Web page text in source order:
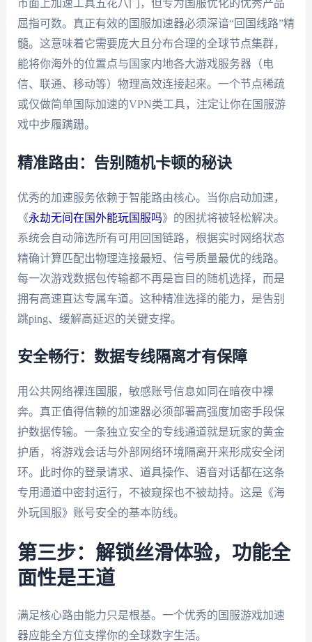
市面上加速工具五花八门，但专为国服优化的优秀产品
屈指可数。真正有效的国服加速器必须深谙“回国线路”精
髓。这意味着它需要庞大且分布合理的全球节点集群，
能将你海外的位置点与国家内地各大游戏服务器（电
信、联通、移动等）物理高效连接起来。一个节点稀疏
或仅做简单国际加速的VPN类工具，注定让你在国服游
戏中步履蹒跚。
精准路由：告别随机卡顿的秘诀
优秀的加速服务依赖于智能路由核心。当你启动加速，
《永劫无间在国外能玩国服吗》的困扰将被轻松解决。
系统会自动筛选所有可用回国链路，根据实时网络状态
精确计算匹配出物理连接最短、信号质量最优的线路。
每一次游戏数据包传输都不再是盲目的随机选择，而是
拥有高速直达专属车道。这种精准选择的能力，是告别
跳ping、缓解高延迟的关键支撑。
安全畅行：数据专线隔离才有保障
用公共网络裸连国服，敏感账号信息如同在暗夜中裸
奔。真正值得信赖的加速器必须部署高强度加密手段保
护数据传输。一条独立安全的专线通道就是玩家的黄金
护盾，将游戏会话与外部网络环境隔离开来形成安全闭
环。此时你的登录请求、道具操作、语音对话都在这条
专用通道中密封运行，不被窥探也不被劫持。这是《海
外玩国服》账号安全的基本防线。
第三步：解锁丝滑体验，功能全
面性是王道
满足核心路由能力只是根基。一个优秀的国服游戏加速
器应能全方位支撑你的全球数字生活。